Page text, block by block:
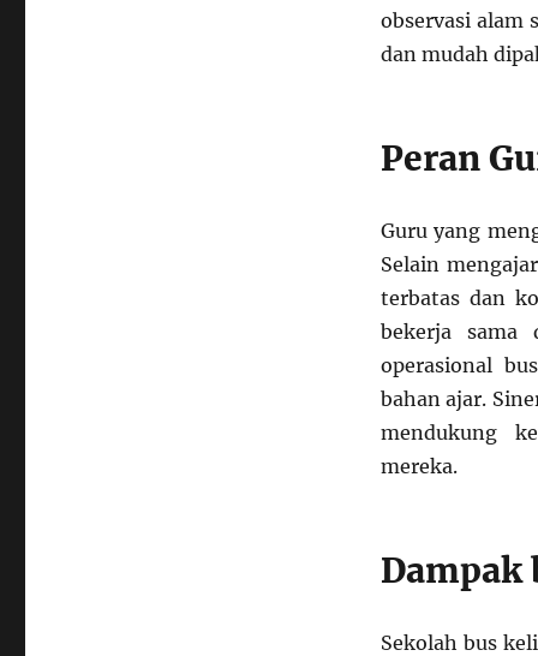
observasi alam
dan mudah
Peran
Guru yang
Selain
terbatas dan
bekerja sama
operasional
bahan ajar.
mendukung
mereka.
Dampak
Sekolah bus